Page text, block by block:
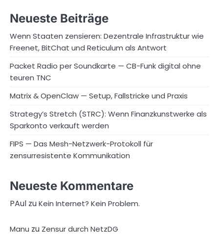
Neueste Beiträge
Wenn Staaten zensieren: Dezentrale Infrastruktur wie
Freenet, BitChat und Reticulum als Antwort
Packet Radio per Soundkarte — CB-Funk digital ohne
teuren TNC
Matrix & OpenClaw — Setup, Fallstricke und Praxis
Strategy’s Stretch (STRC): Wenn Finanzkunstwerke als
Sparkonto verkauft werden
FIPS — Das Mesh-Netzwerk-Protokoll für
zensurresistente Kommunikation
Neueste Kommentare
PAul zuKein Internet? Kein Problem.
Manu zu Zensur durch NetzDG